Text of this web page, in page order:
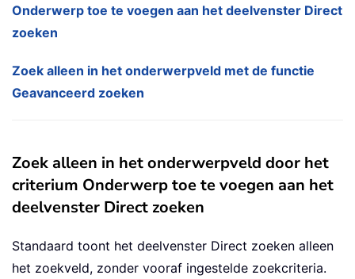
Onderwerp toe te voegen aan het deelvenster Direct
zoeken
Zoek alleen in het onderwerpveld met de functie
Geavanceerd zoeken
Zoek alleen in het onderwerpveld door het
criterium Onderwerp toe te voegen aan het
deelvenster Direct zoeken
Standaard toont het deelvenster Direct zoeken alleen
het zoekveld, zonder vooraf ingestelde zoekcriteria.